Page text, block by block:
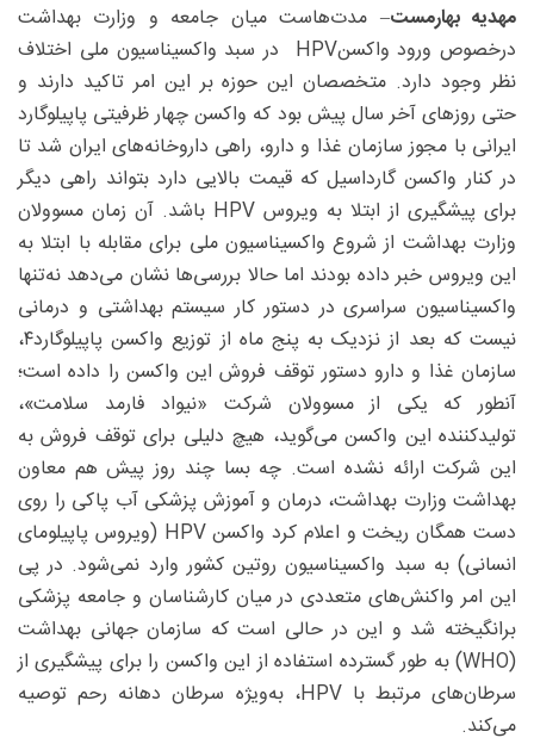
مهدیه بهارمست– مدت‌هاست میان جامعه و وزارت بهداشت
درخصوص ورود واکسنHPV در سبد واکسیناسیون ‌ملی اختلاف
نظر وجود دارد. متخصصان این حوزه بر این امر تاکید دارند و
حتی روزهای آخر سال پیش بود که واکسن چهار ظرفیتی پاپیلوگارد
ایرانی با مجوز سازمان غذا و دارو، راهی داروخانه‌های ایران شد تا
در کنار واکسن گارداسیل که قیمت بالایی دارد بتواند راهی دیگر
برای پیشگیری از ابتلا به ویروس HPV باشد. آن زمان مسوولان
وزارت بهداشت از شروع واکسیناسیون ملی برای مقابله با ابتلا به
این ویروس خبر داده بودند اما حالا بررسی‌ها نشان می‌دهد نه‌تنها
واکسیناسیون سراسری در دستور کار سیستم بهداشتی و درمانی
نیست که بعد از نزدیک به پنج ماه از توزیع واکسن پاپیلوگارد۴،
سازمان غذا و دارو دستور توقف فروش این واکسن را داده است؛
آنطور که یکی از مسوولان شرکت «نیواد فارمد سلامت»،
تولیدکننده این واکسن می‌گوید، هیچ دلیلی برای توقف فروش به
این شرکت ارائه نشده است. چه بسا چند روز پیش هم معاون
بهداشت وزارت بهداشت، درمان و آموزش پزشکی آب پاکی را روی
دست همگان ریخت و اعلام کرد واکسن HPV (ویروس پاپیلومای
انسانی) به سبد واکسیناسیون روتین کشور وارد نمی‌شود. در پی
این امر واکنش‌های متعددی در میان کارشناسان و جامعه پزشکی
برانگیخته شد و این در حالی است که سازمان جهانی بهداشت
(WHO) به ‌طور گسترده استفاده از این واکسن را برای پیشگیری از
سرطان‌های مرتبط با ‌HPV، به‌ویژه سرطان دهانه رحم توصیه
می‌کند.